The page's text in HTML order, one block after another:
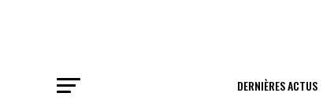
DERNIÈRES ACTUS